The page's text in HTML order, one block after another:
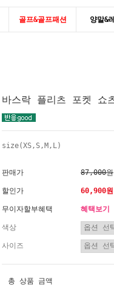
골프&골프패션 양말&
바스락 플리츠 포켓 쇼
size(XS,S,M,L)
판매가 87,000원
할인가 60,900원
무이자할부혜택 혜택보기
색상
사이즈
총 상품 금액